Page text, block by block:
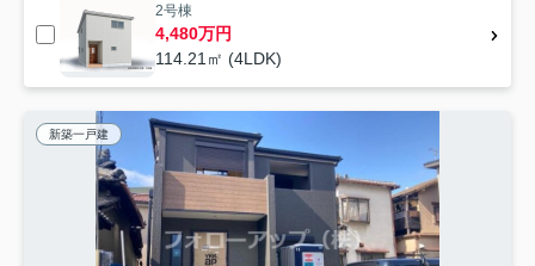
2号棟
4,480万円
114.21㎡ (4LDK)
新築一戸建